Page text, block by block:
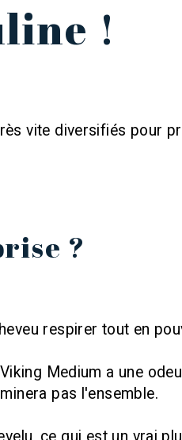
!
vite diversifiés pour
?
respirer tout en
Medium a une
pas l'ensemble.